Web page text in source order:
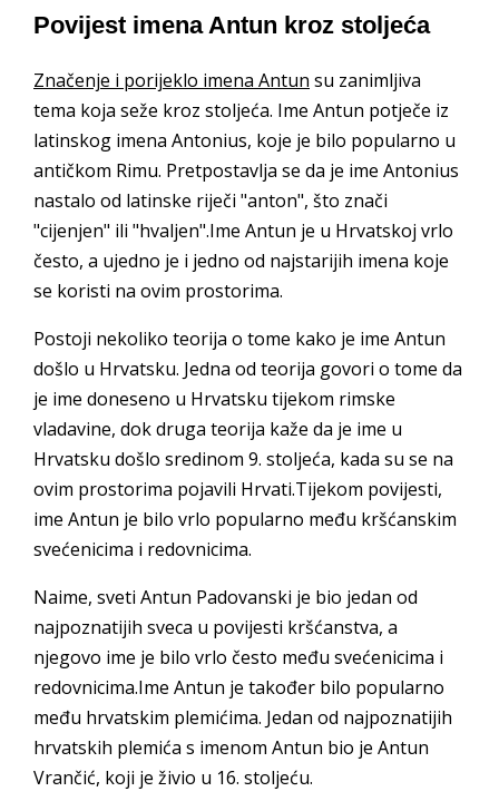
Povijest imena Antun kroz stoljeća
Značenje i porijeklo imena Antun su zanimljiva
tema koja seže kroz stoljeća. Ime Antun potječe iz
latinskog imena Antonius, koje je bilo popularno u
antičkom Rimu. Pretpostavlja se da je ime Antonius
nastalo od latinske riječi "anton", što znači
"cijenjen" ili "hvaljen".Ime Antun je u Hrvatskoj vrlo
često, a ujedno je i jedno od najstarijih imena koje
se koristi na ovim prostorima.
Postoji nekoliko teorija o tome kako je ime Antun
došlo u Hrvatsku. Jedna od teorija govori o tome da
je ime doneseno u Hrvatsku tijekom rimske
vladavine, dok druga teorija kaže da je ime u
Hrvatsku došlo sredinom 9. stoljeća, kada su se na
ovim prostorima pojavili Hrvati.Tijekom povijesti,
ime Antun je bilo vrlo popularno među kršćanskim
svećenicima i redovnicima.
Naime, sveti Antun Padovanski je bio jedan od
najpoznatijih sveca u povijesti kršćanstva, a
njegovo ime je bilo vrlo često među svećenicima i
redovnicima.Ime Antun je također bilo popularno
među hrvatskim plemićima. Jedan od najpoznatijih
hrvatskih plemića s imenom Antun bio je Antun
Vrančić, koji je živio u 16. stoljeću.